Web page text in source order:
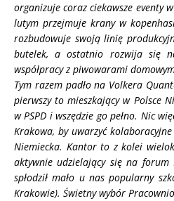
organizuje coraz ciekawsze eventy
lutym przejmuje krany w
rozbudowuje swoją linię
butelek, a ostatnio rozwija się
współpracy z piwowarami
Tym razem padło na Volkera
pierwszy to mieszkający w Polsce
w PSPD i wszędzie go pełno. Nic
Krakowa, by uwarzyć
Niemiecka. Kantor to z kolei
aktywnie udzielający się na
spłodził mało u nas popularny
Krakowie). Świetny wybór